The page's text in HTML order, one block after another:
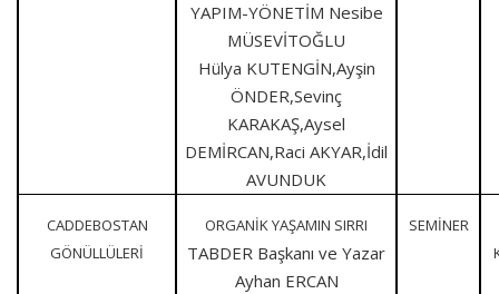
YAPIM-YÖNETİM Nesibe
MÜSEVİTOĞLU
Hülya KUTENGİN,Ayşin
ÖNDER,Sevinç
KARAKAŞ,Aysel
DEMİRCAN,Raci AKYAR,İdil
AVUNDUK
CADDEBOSTAN
GÖNÜLLÜLERİ
ORGANİK YAŞAMIN SIRRI
TABDER Başkanı ve Yazar
Ayhan ERCAN
SEMİNER